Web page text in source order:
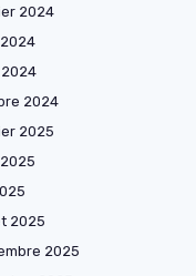
2024
2024
2025
2025
2025